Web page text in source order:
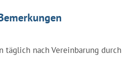
täglich nach Vereinbarung durch